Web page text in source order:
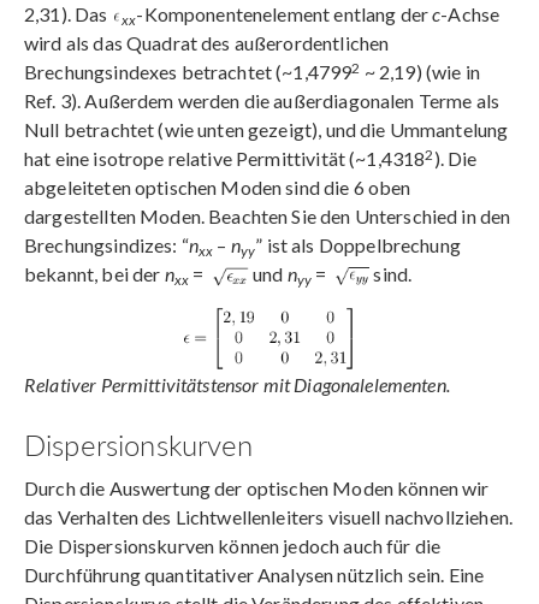
2,31). Das
xx-Komponentenelement entlang derc-Achse
wird als das Quadrat des außerordentlichen
Brechungsindexes betrachtet (~1,47992 ~ 2,19) (wie in
Ref. 3). Außerdem werden die außerdiagonalen Terme als
Null betrachtet (wie unten gezeigt), und die Ummantelung
hat eine isotrope relative Permittivität (~1,43182 ). Die
abgeleiteten optischen Moden sind die 6 oben
dargestellten Moden. Beachten Sie den Unterschied in den
Brechungsindizes: “nxx – nyy” ist als Doppelbrechung
bekannt, bei der nxx = und nyy = sind.
Relativer Permittivitätstensor mit Diagonalelementen.
Dispersionskurven
Durch die Auswertung der optischen Moden können wir
das Verhalten des Lichtwellenleiters visuell nachvollziehen.
Die Dispersionskurven können jedoch auch für die
Durchführung quantitativer Analysen nützlich sein. Eine